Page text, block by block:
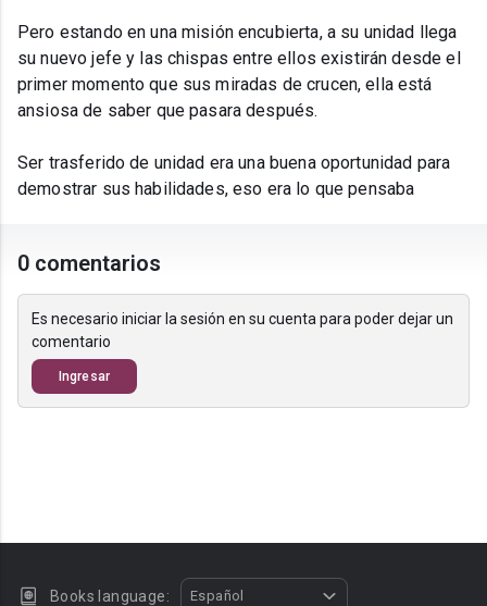
Pero estando en una misión encubierta, a su unidad llega
su nuevo jefe y las chispas entre ellos existirán desde el
primer momento que sus miradas de crucen, ella está
ansiosa de saber que pasara después.
Ser trasferido de unidad era una buena oportunidad para
demostrar sus habilidades, eso era lo que pensaba
0 comentarios
Es necesario iniciar la sesión en su cuenta para poder dejar un
comentario
Ingresar
Books language: Español